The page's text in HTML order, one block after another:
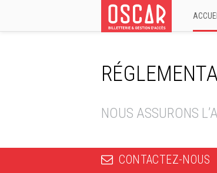
ACCUEIL
NOUS ASSURONS
CONTACTEZ-NOUS